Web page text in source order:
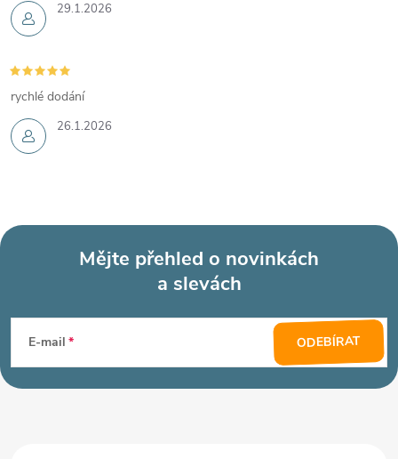
29.1.2026
26.1.2026
rychlé dodání
p
Mějte přehled o novinkách
a slevách
E-mail ODEBÍRAT